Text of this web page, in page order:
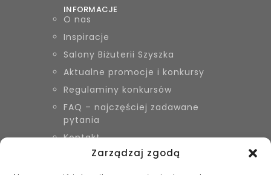
Zarządzaj zgodą
INFORMACJE
O nas
Inspiracje
Salony Biżuterii Szyszka
Aktualne promocje i konkursy
Regulaminy konkursów
FAQ – najczęściej zadawane
pytania
Kontakt